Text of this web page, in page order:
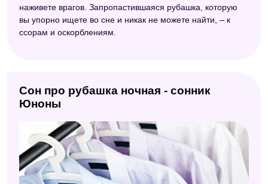
наживете врагов. Запропастившаяся рубашка, которую
вы упорно ищете во сне и никак не можете найти, – к
ссорам и оскорблениям.
Сон про рубашка ночная - сонник
Юноны